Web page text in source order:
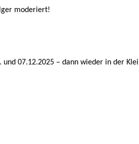
moderiert!
07.12.2025 – dann wieder in der